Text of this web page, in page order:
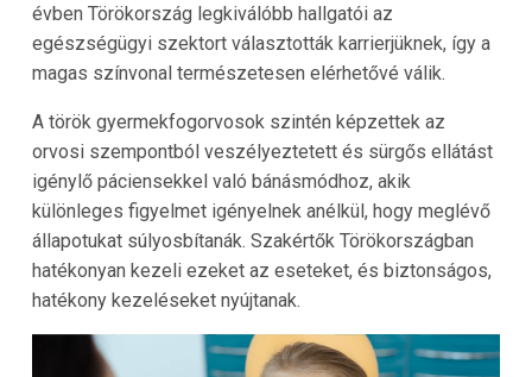
évben Törökország legkiválóbb hallgatói az
egészségügyi szektort választották karrierjüknek, így a
magas színvonal természetesen elérhetővé válik.
A török gyermekfogorvosok szintén képzettek az
orvosi szempontból veszélyeztetett és sürgős ellátást
igénylő páciensekkel való bánásmódhoz, akik
különleges figyelmet igényelnek anélkül, hogy meglévő
állapotukat súlyosbítanák. Szakértők Törökországban
hatékonyan kezeli ezeket az eseteket, és biztonságos,
hatékony kezeléseket nyújtanak.